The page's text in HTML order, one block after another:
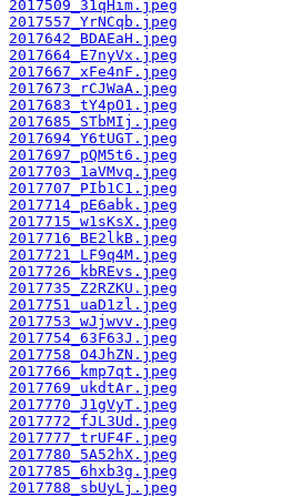
2017509_31qHim.jpeg
2017557_YrNCqb.jpeg
2017642_BDAEaH.jpeg
2017664_E7nyVx.jpeg
2017667_xFe4nF.jpeg
2017673_rCJWaA.jpeg
2017683_tY4pO1.jpeg
2017685_STbMIj.jpeg
2017694_Y6tUGT.jpeg
2017697_pQM5t6.jpeg
2017703_1aVMvq.jpeg
2017707_PIb1C1.jpeg
2017714_pE6abk.jpeg
2017715_w1sKsX.jpeg
2017716_BE2lkB.jpeg
2017721_LF9q4M.jpeg
2017726_kbREvs.jpeg
2017735_Z2RZKU.jpeg
2017751_uaD1zl.jpeg
2017753_wJjwvv.jpeg
2017754_63F63J.jpeg
2017758_O4JhZN.jpeg
2017766_kmp7qt.jpeg
2017769_ukdtAr.jpeg
2017770_J1gVyT.jpeg
2017772_fJL3Ud.jpeg
2017777_trUF4F.jpeg
2017780_5A52hX.jpeg
2017785_6hxb3g.jpeg
2017788_sbUyLj.jpeg